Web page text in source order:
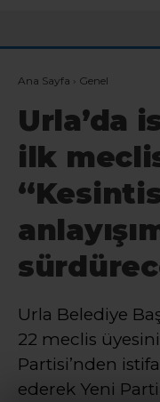
Ana Sayfa › Genel
Urla’da
ilk
Urla Belediye
22 meclis
Partisi’nden istifa
ederek Yeni